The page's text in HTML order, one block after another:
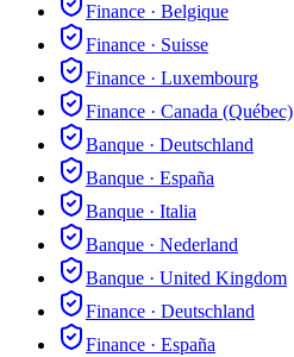
Finance · Belgique
Finance · Suisse
Finance · Luxembourg
Finance · Canada (Québec)
Banque · Deutschland
Banque · España
Banque · Italia
Banque · Nederland
Banque · United Kingdom
Finance · Deutschland
Finance · España